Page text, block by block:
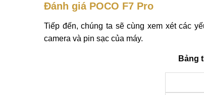
Đánh giá POCO F7 Pro
Tiếp đến, chúng ta sẽ cùng xem xét các
camera và pin sạc của máy.
Bảng